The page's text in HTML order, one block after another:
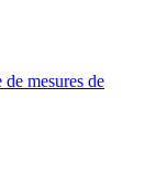
mesures de